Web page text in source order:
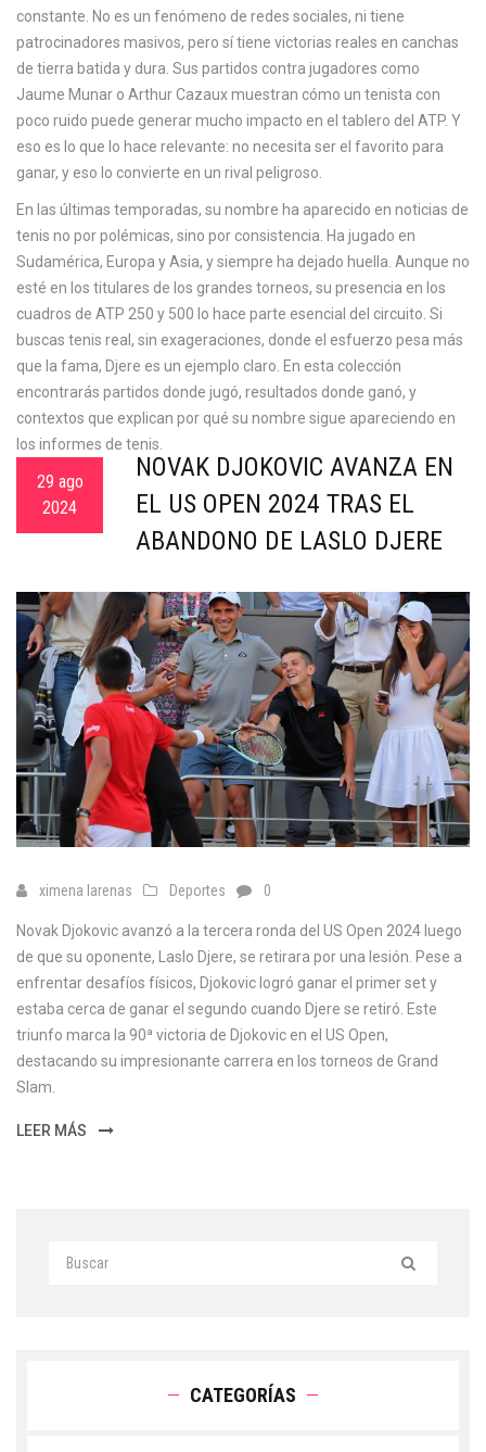
constante. No es un fenómeno de redes sociales, ni tiene
patrocinadores masivos, pero sí tiene victorias reales en canchas
de tierra batida y dura. Sus partidos contra jugadores como
Jaume Munar o Arthur Cazaux muestran cómo un tenista con
poco ruido puede generar mucho impacto en el tablero del ATP. Y
eso es lo que lo hace relevante: no necesita ser el favorito para
ganar, y eso lo convierte en un rival peligroso.
En las últimas temporadas, su nombre ha aparecido en noticias de
tenis no por polémicas, sino por consistencia. Ha jugado en
Sudamérica, Europa y Asia, y siempre ha dejado huella. Aunque no
esté en los titulares de los grandes torneos, su presencia en los
cuadros de ATP 250 y 500 lo hace parte esencial del circuito. Si
buscas tenis real, sin exageraciones, donde el esfuerzo pesa más
que la fama, Djere es un ejemplo claro. En esta colección
encontrarás partidos donde jugó, resultados donde ganó, y
contextos que explican por qué su nombre sigue apareciendo en
los informes de tenis.
29 ago
2024
NOVAK DJOKOVIC AVANZA EN
EL US OPEN 2024 TRAS EL
ABANDONO DE LASLO DJERE
ximena larenas Deportes 0
Novak Djokovic avanzó a la tercera ronda del US Open 2024 luego
de que su oponente, Laslo Djere, se retirara por una lesión. Pese a
enfrentar desafíos físicos, Djokovic logró ganar el primer set y
estaba cerca de ganar el segundo cuando Djere se retiró. Este
triunfo marca la 90ª victoria de Djokovic en el US Open,
destacando su impresionante carrera en los torneos de Grand
Slam.
LEER MÁS
CATEGORÍAS